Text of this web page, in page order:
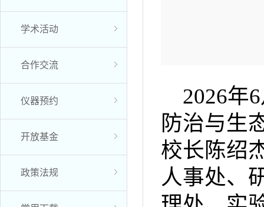
学术活动
合作交流
仪器预约
开放基金
政策法规
2026年
防治与生
校长陈绍
人事处、